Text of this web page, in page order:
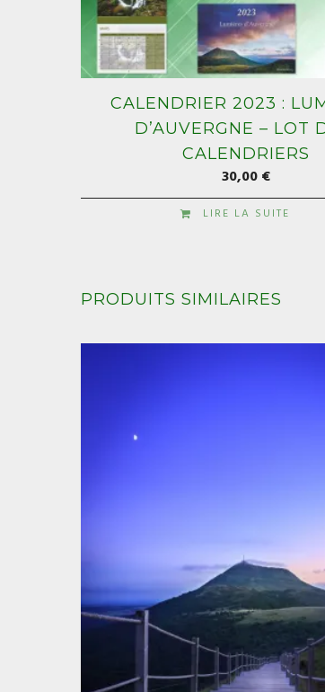
CALENDRIER 2023 :
D’AUVERGNE – LOT
CALENDRIERS
30,00€
LIRE LA SUITE
PRODUITS SIMILAIRES